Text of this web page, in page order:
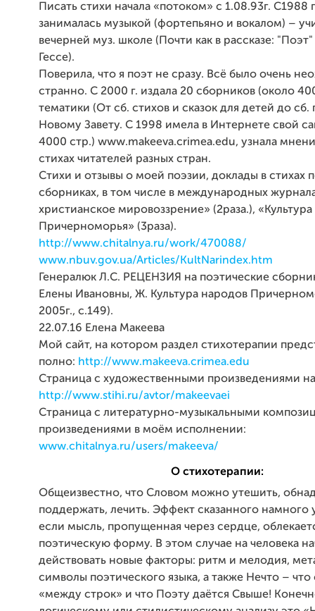
Писать стихи начала «потоком» с 1.08.93г. С1988
занималась музыкой (фортепьяно и вокалом) –
вечерней муз. школе (Почти как в рассказе:
Гессе).
Поверила, что я поэт не сразу. Всё было очень
странно. С 2000 г. издала 20 сборников (около
тематики (От сб. стихов и сказок для детей до
Новому Завету. С 1998 имела в Интернете свой
4000 стр.) www.makeeva.crimea.edu, узнала
стихах читателей разных стран.
Стихи и отзывы о моей поэзии, доклады в стихах
сборниках, в том числе в международных
христианское мировоззрение» (2раза.),
Причерноморья» (3раза).
http://www.chitalnya.ru/work/470088/
www.nbuv.gov.ua/Articles/KultNarindex.htm
Генералюк Л.С. РЕЦЕНЗИЯ на поэтические
Елены Ивановны, Ж. Культура народов
2005г., с.149).
22.07.16 Елена Макеева
Мой сайт, на котором раздел стихотерапии
полно: http://www.makeeva.crimea.edu
Страница с художественными произведениями
http://www.stihi.ru/avtor/makeevaei
Страница с литературно-музыкальными
произведениями в моём исполнении:
www.chitalnya.ru/users/makeeva/
О стихотерапии:
Общеизвестно, что Словом можно утешить,
поддержать, лечить. Эффект сказанного намного
если мысль, пропущенная через сердце,
поэтическую форму. В этом случае на человека
действовать новые факторы: ритм и мелодия,
символы поэтического языка, а также Нечто –
«между строк» и что Поэту даётся Свыше!